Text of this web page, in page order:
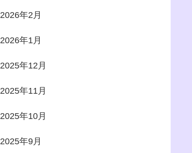
2026年2月
2026年1月
2025年12月
2025年11月
2025年10月
2025年9月